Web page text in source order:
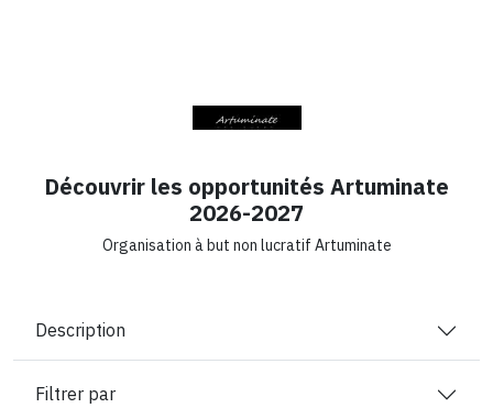
Découvrir les opportunités Artuminate
2026-2027
Organisation à but non lucratif Artuminate
Description
Filtrer par